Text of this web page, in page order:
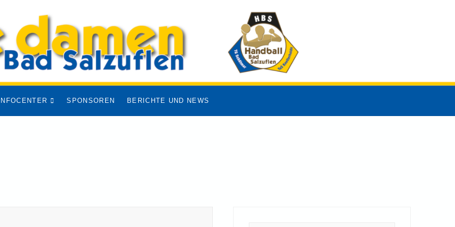
INFOCENTER SPONSOREN BERICHTE UND NEWS